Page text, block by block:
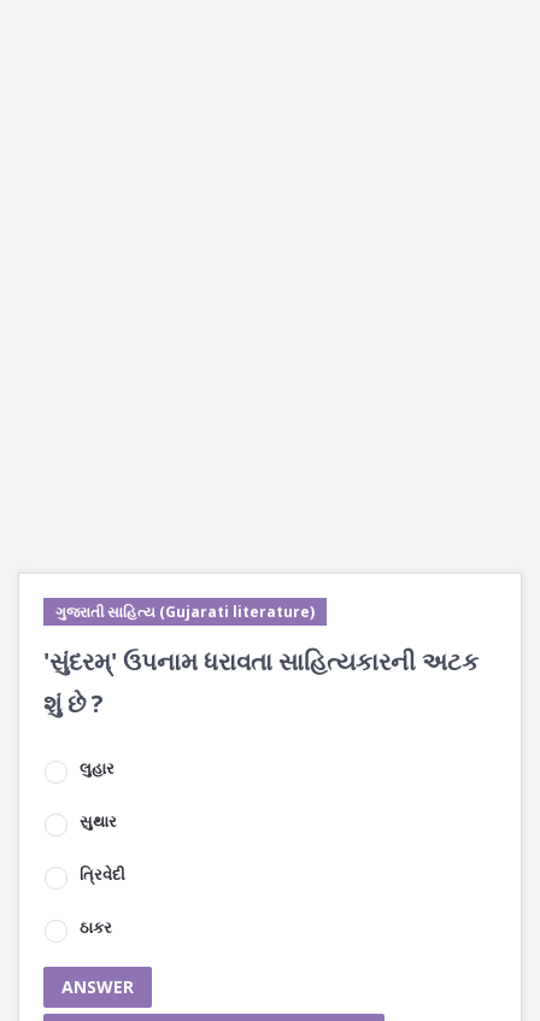
ગુજરાતી સાહિત્ય (Gujarati literature)
'સુંદરમ્' ઉપનામ ધરાવતા સાહિત્યકારની અટક
શું છે ?
લુહાર
સુથાર
ત્રિવેદી
ઠાકર
ANSWER